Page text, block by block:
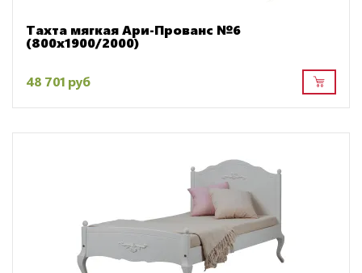
Тахта мягкая Ари-Прованс №6
(800х1900/2000)
48 701 руб